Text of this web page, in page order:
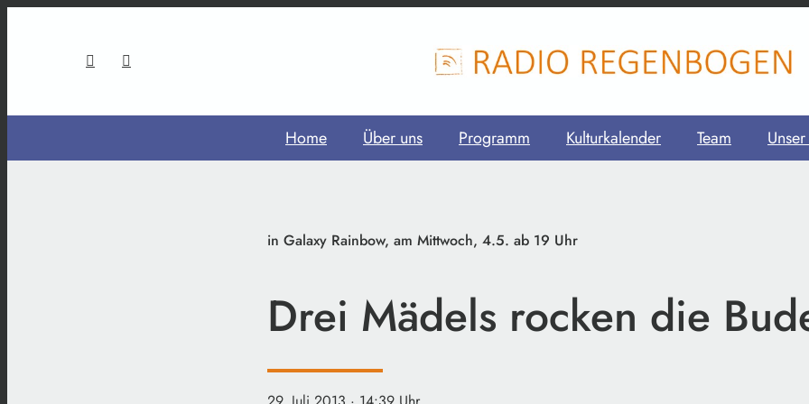
Home Über uns Programm Kulturkalender Team
in Galaxy Rainbow, am Mittwoch, 4.5. ab 19 Uhr
Drei Mädels rocken die